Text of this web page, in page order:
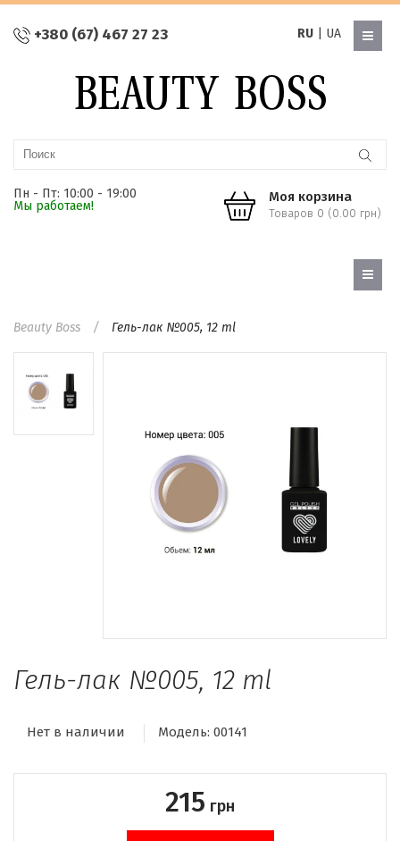
+380 (67) 467 27 23 RU| UA
Пн - Пт: 10:00 - 19:00
Мы работаем!
Моя корзина
Товаров 0 (0.00 грн)
Beauty Boss Гель-лак №005, 12 ml
Гель-лак №005, 12 ml
Нет в наличии Модель: 00141
215 грн